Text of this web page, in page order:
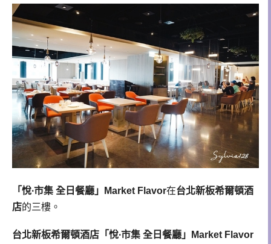
「悅∙市集 全日餐廳」Market Flavor在台北新板希爾頓酒
店的三樓。
台北新板希爾頓酒店「悅∙市集 全日餐廳」Market Flavor